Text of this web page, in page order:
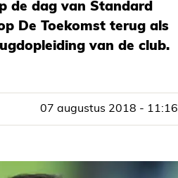
de dag van Standard
De Toekomst terug als
van de club.
07 augustus 2018 - 11:16